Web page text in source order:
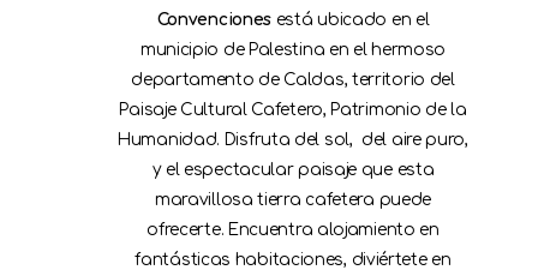
Convenciones está ubicado en el
municipio de Palestina en el hermoso
departamento de Caldas, territorio del
Paisaje Cultural Cafetero, Patrimonio de la
Humanidad. Disfruta del sol, del aire puro,
y el espectacular paisaje que esta
maravillosa tierra cafetera puede
ofrecerte. Encuentra alojamiento en
fantásticas habitaciones, diviértete en